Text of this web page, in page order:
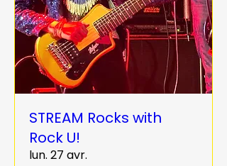
STREAM Rocks with
Rock U!
lun. 27 avr.